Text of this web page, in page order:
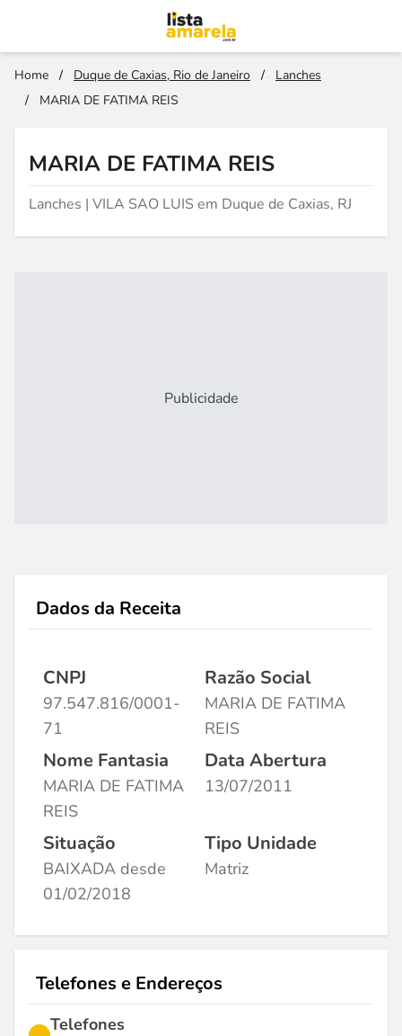
Home / Duque de Caxias, Rio de Janeiro /
Lanches
/
MARIA DE FATIMA REIS
MARIA DE FATIMA REIS
Lanches | VILA SAO LUIS em Duque de Caxias, RJ
Publicidade
Dados da Receita
CNPJ
97.547.816/0001-
71
Razão Social
MARIA DE FATIMA
REIS
Nome Fantasia
MARIA DE FATIMA
REIS
Data Abertura
13/07/2011
Situação
BAIXADA desde
01/02/2018
Tipo Unidade
Matriz
Telefones e Endereços
Telefones